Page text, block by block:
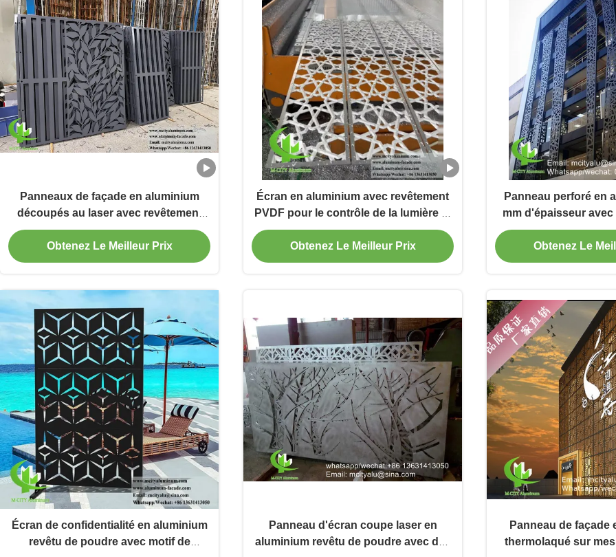
Panneaux de façade en aluminium
découpés au laser avec revêtement
PVDF de 2,5 mm pour boîtiers de
climatisation de qualité côtière
Obtenez Le Meilleur Prix
Écran en aluminium avec revêtement
PVDF pour le contrôle de la lumière et
de l'ombre
Obtenez Le Meilleur Prix
Panneau perforé en
mm d'épaisseur avec
poudre et
personnalisables
façade
Obtenez Le
Écran de confidentialité en aluminium
revêtu de poudre avec motif de
Panneau d'écran coupe laser en
aluminium revêtu de poudre avec des
Panneau de façade
thermolaqué sur